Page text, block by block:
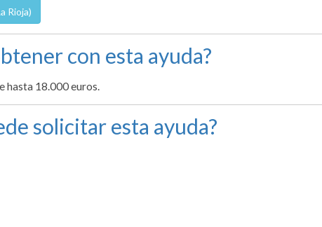
Rioja)
con esta ayuda?
hasta 18.000 euros.
solicitar esta ayuda?